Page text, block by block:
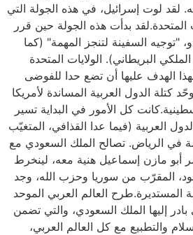
لقد لوت إسرائيل، في هذه الجولة التي
المتحدة.لقد بدأت هذه الجولة حين قرر
"توجيه السفينة لتنجز المهمة" (كما
البريطاني). الولايات المتحدة
الهدف عليها أن تضع حدا للفوضى
كتلة الدول العربية المساندة لأمريكا
كل الأمور في البداية تسير
العربية (فيما عدا القذافي، المتغيّب
في الرياض. تصالح الملك السعودي مع
أبو مازن إسماعيل هنية معه، لينخرط
المقرّب من سوريا وحزب الله، وجد
المستديرة.طرح العالم العربي الموحد
بادر إليها الملك السعودي، والتي تضمن
والتطبيع مع كل العالم العربي،